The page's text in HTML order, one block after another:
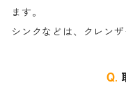
ます。
シンクなどは、クレン